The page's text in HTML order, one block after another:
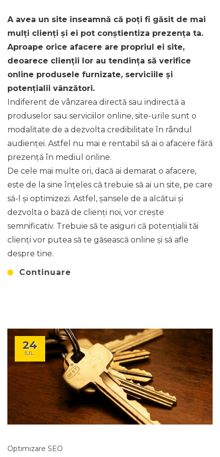
A avea un site înseamnă că poți fi găsit de mai
mulți clienți și ei pot conștientiza prezența ta.
Aproape orice afacere are propriul ei site,
deoarece clienții lor au tendința să verifice
online produsele furnizate, serviciile și
potențialii vânzători.
Indiferent de vânzarea directă sau indirectă a
produselor sau serviciilor online, site-urile sunt o
modalitate de a dezvolta credibilitate în rândul
audienței. Astfel nu mai e rentabil să ai o afacere fără
prezență în mediul online.
De cele mai multe ori, dacă ai demarat o afacere,
este de la sine înțeles că trebuie să ai un site, pe care
să-l și optimizezi. Astfel, șansele de a alcătui și
dezvolta o bază de clienți noi, vor crește
semnificativ. Trebuie să te asiguri că potențialii tăi
clienți vor putea să te găsească online și să afle
despre tine.
Continuare
24
IUL.
Optimizare SEO